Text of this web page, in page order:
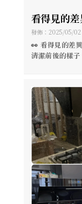
看得見的差
清潔前後的
交給【宅清
走進全新
發佈：2025/05/02
👀 看得見的差
清潔前後的樣
#我們是宅清